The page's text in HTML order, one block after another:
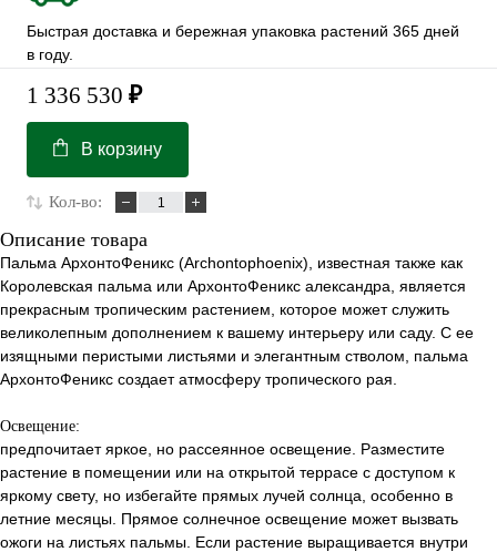
Быстрая доставка и бережная упаковка растений 365 дней
в году.
1 336 530 ₽
В корзину
Кол-во:
Описание товара
Пальма АрхонтоФеникс (Archontophoenix), известная также как
Королевская пальма или АрхонтоФеникс александра, является
прекрасным тропическим растением, которое может служить
великолепным дополнением к вашему интерьеру или саду. С ее
изящными перистыми листьями и элегантным стволом, пальма
АрхонтоФеникс создает атмосферу тропического рая.
Освещение:
предпочитает яркое, но рассеянное освещение. Разместите
растение в помещении или на открытой террасе с доступом к
яркому свету, но избегайте прямых лучей солнца, особенно в
летние месяцы. Прямое солнечное освещение может вызвать
ожоги на листьях пальмы. Если растение выращивается внутри